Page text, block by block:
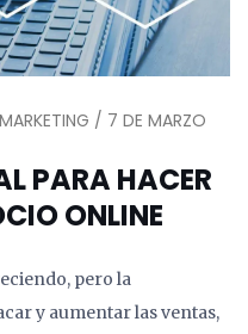
/ 7 DE MARZO
PARA HACER
ONLINE
pero la
y aumentar las ventas,